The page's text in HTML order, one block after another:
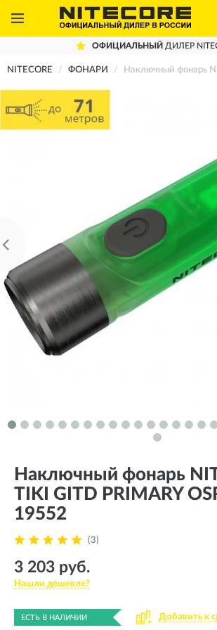
ОФИЦИАЛЬНЫЙДИЛЕР
NITECORE ФОНАРИ Наключный фонарь
Наключный фонарь
TIKI GITD PRIMARY
19552
(3)
3 203 руб.
Нашли дешевле?
ЕСТЬ В НАЛИЧИИ Добавить к